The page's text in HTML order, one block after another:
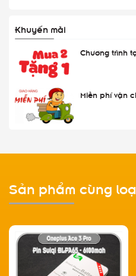
Khuyến mãi
Chương trình
Miễn phí vận
Sản phẩm cùng